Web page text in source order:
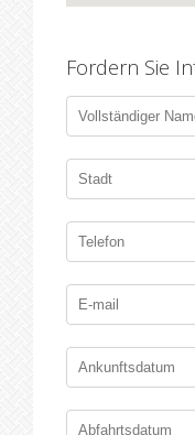
Fordern Sie